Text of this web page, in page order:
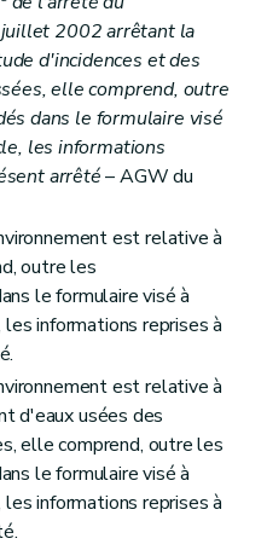
2002 arrêtant la
d'incidences et des
elle comprend, outre
dans le formulaire visé
les informations
arrêté– AGW du
est relative à
outre les
le formulaire visé à
informations reprises à
est relative à
d'eaux usées des
elle comprend, outre les
le formulaire visé à
informations reprises à